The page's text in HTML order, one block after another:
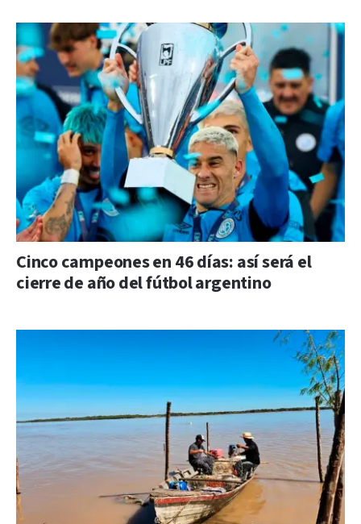
Cinco campeones en 46 días: así será el
cierre de año del fútbol argentino